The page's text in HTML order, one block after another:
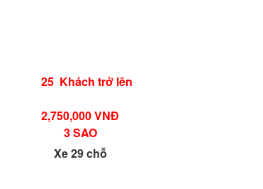
25 Khách trở lên
2,750,000 VNĐ
3 SAO
Xe 29 chỗ